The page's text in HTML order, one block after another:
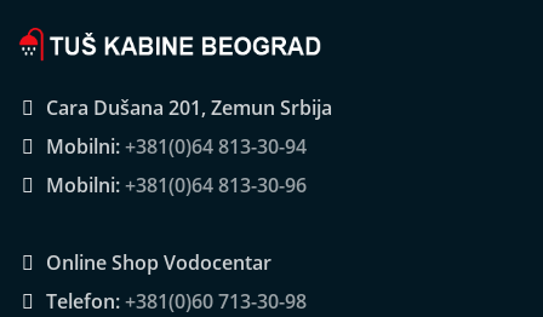
Cara Dušana 201, Zemun Srbija
Mobilni:+381(0)64 813-30-94
Mobilni:+381(0)64 813-30-96
Online Shop Vodocentar
Telefon:+381(0)60 713-30-98